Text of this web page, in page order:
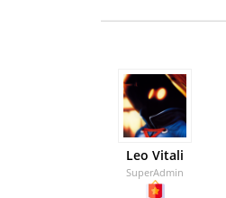
Leo Vitali
SuperAdmin